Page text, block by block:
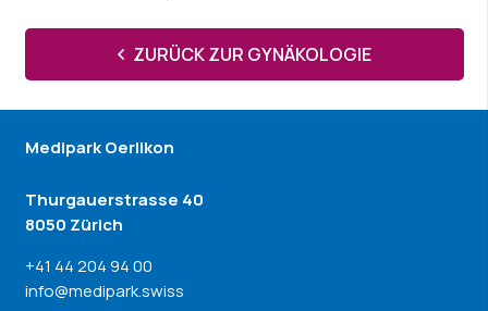
ZURÜCK ZUR GYNÄKOLOGIE
Medipark Oerlikon
Thurgauerstrasse 40
8050 Zürich
+41 44 204 94 00
info@medipark.swiss